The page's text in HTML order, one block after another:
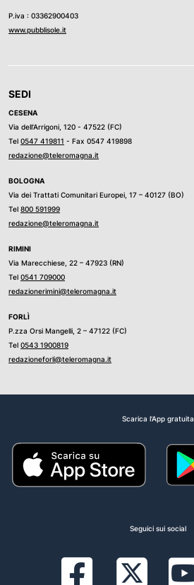
P.iva : 03362900403
www.pubblisole.it
SEDI
CESENA
Via dell’Arrigoni, 120 - 47522 (FC)
Tel 0547 419811 - Fax 0547 419898
redazione@teleromagna.it
BOLOGNA
Via dei Trattati Comunitari Europei, 17 – 40127 (BO)
Tel 800 591999
redazione@teleromagna.it
RIMINI
Via Marecchiese, 22 – 47923 (RN)
Tel 0541 709000
redazionerimini@teleromagna.it
FORLÌ
P.zza Orsi Mangelli, 2 – 47122 (FC)
Tel 0543 1900819
redazioneforli@teleromagna.it
Scarica l'App gratuita
Seguici sui social